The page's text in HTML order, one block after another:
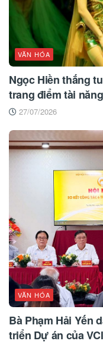
VĂN HÓA
Ngọc Hiền thắng
trang điểm tài
27/07/2026
VĂN HÓA
Bà Phạm Hải Yến
triển Dự án của